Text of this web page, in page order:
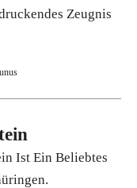
Zeugnis
Ist Ein Beliebtes